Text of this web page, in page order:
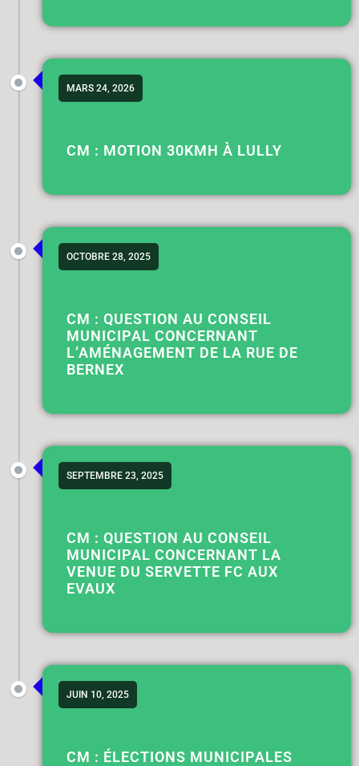
MARS 24, 2026
CM : MOTION 30KMH À LULLY
OCTOBRE 28, 2025
CM : QUESTION AU CONSEIL
MUNICIPAL CONCERNANT
L’AMÉNAGEMENT DE LA RUE DE
BERNEX
SEPTEMBRE 23, 2025
CM : QUESTION AU CONSEIL
MUNICIPAL CONCERNANT LA
VENUE DU SERVETTE FC AUX
EVAUX
JUIN 10, 2025
CM : ÉLECTIONS MUNICIPALES